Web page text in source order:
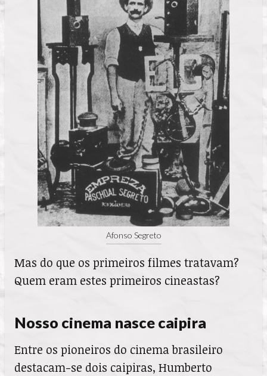
Afonso Segreto
Mas do que os primeiros filmes tratavam?
Quem eram estes primeiros cineastas?
Nosso cinema nasce caipira
Entre os pioneiros do cinema brasileiro
destacam-se dois caipiras, Humberto